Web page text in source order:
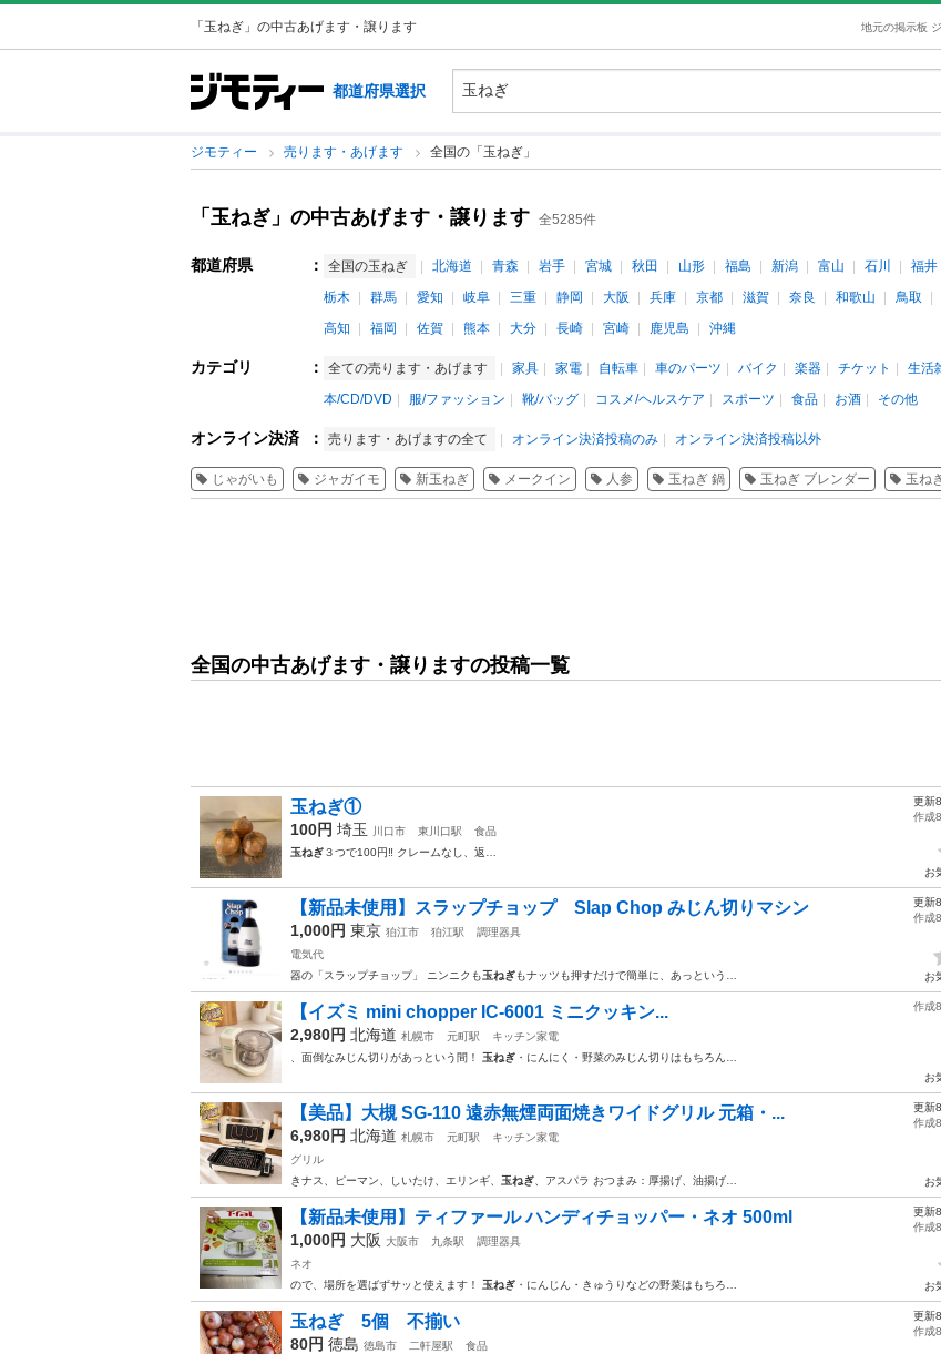
「玉ねぎ」の中古あげます・譲ります 地元の掲示板
都道府県選択
ジモティー 売ります・あげます 全国の「玉ねぎ」
「玉ねぎ」の中古あげます・譲ります 全5285件
都道府県 ： 全国の玉ねぎ 北海道 青森 岩手 宮城 秋田 山形 福島 新潟 富山 石川 福井
栃木
群馬 愛知 岐阜 三重 静岡 大阪 兵庫 京都 滋賀 奈良 和歌山 鳥取
高知
福岡 佐賀 熊本 大分 長崎 宮崎 鹿児島 沖縄
カテゴリ ： 全ての売ります・あげます 家具 家電 自転車 車のパーツ バイク 楽器 チケット 生活
本/CD/DVD
服/ファッション 靴/バッグ コスメ/ヘルスケア スポーツ 食品 お酒 その他
オンライン決済 ： 売ります・あげますの全て オンライン決済投稿のみ オンライン決済投稿以外
じゃがいも ジャガイモ 新玉ねぎ メークイン 人参 玉ねぎ 鍋 玉ねぎ ブレンダー 玉ね
全国の中古あげます・譲りますの投稿一覧
玉ねぎ①
100円 埼玉 川口市 東川口駅
食品
玉ねぎ３つで100円‼️ クレームなし、返…
更新
作成
お
【新品未使用】スラップチョップ Slap Chop みじん切りマシン
1,000円 東京 狛江市 狛江駅
調理器具
電気代
器の「スラップチョップ」 ニンニクも玉ねぎもナッツも押すだけで簡単に、あっという…
更新
作成
お
【イズミ mini chopper IC-6001 ミニクッキン...
2,980円 北海道 札幌市 元町駅
キッチン家電
、面倒なみじん切りがあっという間！ 玉ねぎ ・にんにく・野菜のみじん切りはもちろん…
作成
お
【美品】大槻 SG-110 遠赤無煙両面焼きワイドグリル 元箱・...
6,980円 北海道 札幌市 元町駅
キッチン家電
グリル
きナス、ピーマン、しいたけ、エリンギ、 玉ねぎ 、アスパラ おつまみ：厚揚げ、油揚げ…
更新
作成
お
【新品未使用】ティファール ハンディチョッパー・ネオ 500ml
1,000円 大阪 大阪市 九条駅
調理器具
ネオ
ので、場所を選ばずサッと使えます！ 玉ねぎ ・にんじん・きゅうりなどの野菜はもちろ…
更新
作成
お
玉ねぎ 5個 不揃い
80円 徳島 徳島市 二軒屋駅
食品
更新
作成